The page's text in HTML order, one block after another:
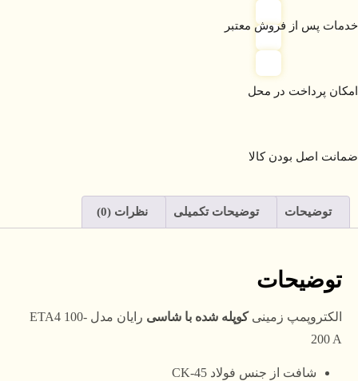
خدمات پس از فروش معتبر
امکان پرداخت در محل
ضمانت اصل بودن کالا
توضیحات توضیحات تکمیلی نظرات (0)
توضیحات
الکتروپمپ زمینیکوپله شده با شاسی
رایان مدل ETA4 100-
200 A
شافت از جنس فولاد CK-45